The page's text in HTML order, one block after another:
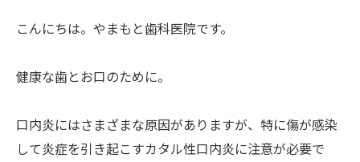
こんにちは。やまもと歯科医院です。
健康な歯とお口のために。
口内炎にはさまざまな原因がありますが、特に傷が感染
して炎症を引き起こすカタル性口内炎に注意が必要で